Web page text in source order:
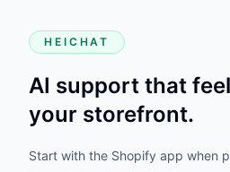
HEICHAT
AI support that
your storefront.
Start with the Shopify app when